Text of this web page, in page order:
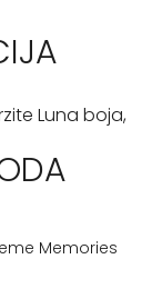
Luna boja,
Memories